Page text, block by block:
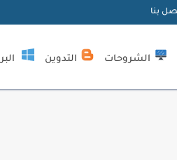
بنا
الشروحات التدوين